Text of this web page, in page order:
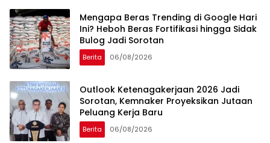
Mengapa Beras Trending di Google Hari
Ini? Heboh Beras Fortifikasi hingga Sidak
Bulog Jadi Sorotan
Berita 06/08/2026
Outlook Ketenagakerjaan 2026 Jadi
Sorotan, Kemnaker Proyeksikan Jutaan
Peluang Kerja Baru
Berita 06/08/2026